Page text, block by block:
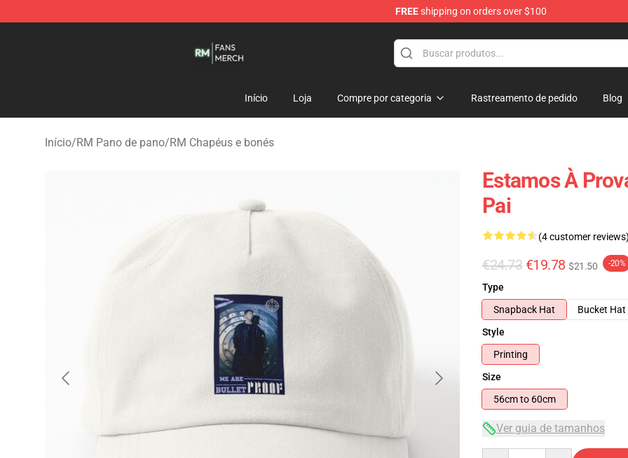
FREEshipping on orders over $100
Início Loja Compre por categoria Rastreamento de pedido Blog
Início/RM Pano de pano/RM Chapéus e bonés
Estamos À
Pai
(4 customer reviews)
€24.73 €19.78 $21.50 -20%
Type
Snapback Hat
Bucket Hat
Style
Printing
Size
56cm to 60cm
Ver guia de tamanhos